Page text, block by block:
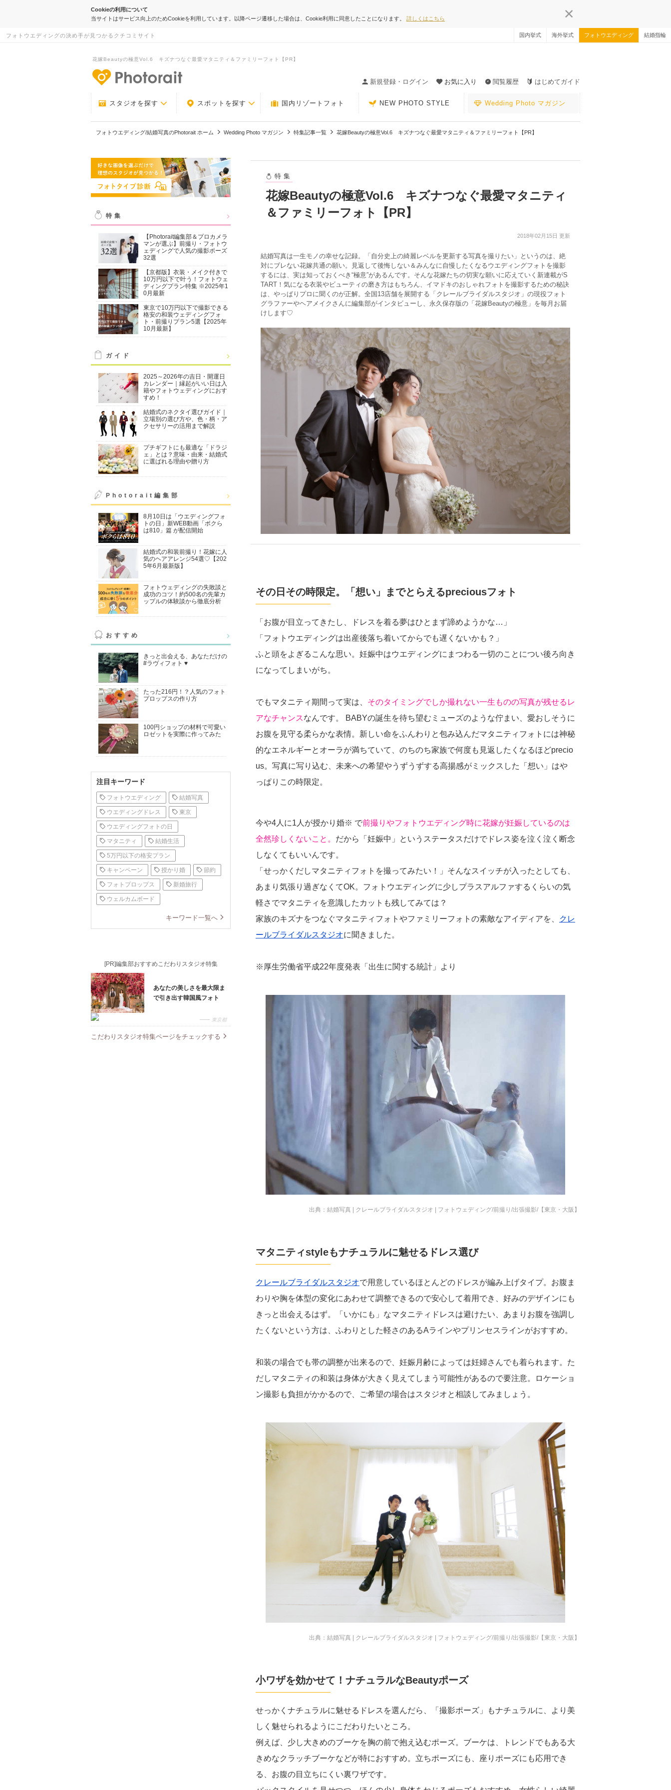
Cookieの利用について
当サイトはサービス向上のためCookieを利用しています。以降ページ遷移した場合は、Cookie利用に同意したことになります。 詳しくはこちら
フォトウエディングの決め手が見つかるクチコミサイト 国内挙式 海外挙式 フォトウエディング 結婚指輪
花嫁Beautyの極意Vol.6 キズナつなぐ最愛マタニティ＆ファミリーフォト【PR】
新規登録・ログイン
お気に入り 閲覧履歴 はじめてガイド
スタジオを探す スポットを探す 国内リゾートフォト NEW PHOTO STYLE Wedding Photo マガジン
フォトウエディング/結婚写真のPhotorait ホーム Wedding Photo マガジン 特集記事一覧 花嫁Beautyの極意Vol.6 キズナつなぐ最愛マタニティ＆ファミリーフォト【PR】
特集
【Photorait編集部＆プロカメラ
マンが選ぶ】前撮り・フォトウ
ェディングで人気の撮影ポーズ
32選
【京都版】衣装・メイク付きで
10万円以下で叶う！フォトウェ
ディングプラン特集 ※2025年1
0月最新
東京で10万円以下で撮影できる
格安の和装ウェディングフォ
ト・前撮りプラン5選【2025年
10月最新】
ガイド
2025～2026年の吉日・開運日
カレンダー｜縁起がいい日は入
籍やフォトウェディングにおす
すめ！
結婚式のネクタイ選びガイド｜
立場別の選び方や、色・柄・ア
クセサリーの活用まで解説
プチギフトにも最適な「ドラジ
ェ」とは？意味・由来・結婚式
に選ばれる理由や贈り方
Photorait編集部
8月10日は「ウエディングフォ
トの日」新WEB動画「ボクら
は810」篇 が配信開始
結婚式の和装前撮り！花嫁に人
気のヘアアレンジ54選♡【202
5年6月最新版】
フォトウェディングの失敗談と
成功のコツ！約500名の先輩カ
ップルの体験談から徹底分析
おすすめ
きっと出会える、あなただけの
#ラヴィフォト ♥
たった216円！？人気のフォト
プロップスの作り方
100円ショップの材料で可愛い
ロゼットを実際に作ってみた
注目キーワード
フォトウエディング 結婚写真
ウエディングドレス 東京
ウエディングフォトの日
マタニティ 結婚生活
5万円以下の格安プラン
キャンペーン 授かり婚 節約
フォトプロップス 新婚旅行
ウェルカムボード
キーワード一覧へ
[PR]編集部おすすめこだわりスタジオ特集
あなたの美しさを最大限ま
で引き出す韓国風フォト
東京都
こだわりスタジオ特集ページをチェックする
特集
花嫁Beautyの極意Vol.6 キズナつなぐ最愛マタニティ
＆ファミリーフォト【PR】
2018年02月15日 更新
結婚写真は一生モノの幸せな記録。「自分史上の綺麗レベルを更新する写真を撮りたい」というのは、絶
対にブレない花嫁共通の願い。見返して後悔しない＆みんなに自慢したくなるウエディングフォトを撮影
するには、実は知っておくべき“極意”があるんです。そんな花嫁たちの切実な願いに応えていく新連載がS
TART！気になる衣装やビューティの磨き方はもちろん、イマドキのおしゃれフォトを撮影するための秘訣
は、やっぱりプロに聞くのが正解。全国13店舗を展開する「クレールブライダルスタジオ」の現役フォト
グラファーやヘアメイクさんに編集部がインタビューし、永久保存版の「花嫁Beautyの極意」を毎月お届
けします♡
その日その時限定。「想い」までとらえるpreciousフォト
「お腹が目立ってきたし、ドレスを着る夢はひとまず諦めようかな…」
「フォトウエディングは出産後落ち着いてからでも遅くないかも？」
ふと頭をよぎるこんな思い。妊娠中はウエディングにまつわる一切のことについ後ろ向き
になってしまいがち。
でもマタニティ期間って実は、 そのタイミングでしか撮れない一生ものの写真が残せるレ
アなチャンスなんです。 BABYの誕生を待ち望むミューズのような佇まい、愛おしそうに
お腹を見守る柔らかな表情。新しい命をふんわりと包み込んだマタニティフォトには神秘
的なエネルギーとオーラが満ちていて、のちのち家族で何度も見返したくなるほどprecio
us。写真に写り込む、未来への希望やうずうずする高揚感がミックスした「想い」はや
っぱりこの時限定。
今や4人に1人が授かり婚※ で前撮りやフォトウエディング時に花嫁が妊娠しているのは
全然珍しくないこと。 だから「妊娠中」というステータスだけでドレス姿を泣く泣く断念
しなくてもいいんです。
「せっかくだしマタニティフォトを撮ってみたい！」そんなスイッチが入ったとしても、
あまり気張り過ぎなくてOK。フォトウエディングに少しプラスアルファするくらいの気
軽さでマタニティを意識したカットも残してみては？
家族のキズナをつなぐマタニティフォトやファミリーフォトの素敵なアイディアを、
クレ
ールブライダルスタジオに聞きました。
※厚生労働省平成22年度発表「出生に関する統計」より
出典： 結婚写真 | クレールブライダルスタジオ | フォトウェディング/前撮り/出張撮影/【東京・大阪】
マタニティstyleもナチュラルに魅せるドレス選び
クレールブライダルスタジオで用意しているほとんどのドレスが編み上げタイプ。お腹ま
わりや胸を体型の変化にあわせて調整できるので安心して着用でき、好みのデザインにも
きっと出会えるはず。「いかにも」なマタニティドレスは避けたい、あまりお腹を強調し
たくないという方は、ふわりとした軽さのあるAラインやプリンセスラインがおすすめ。
和装の場合でも帯の調整が出来るので、妊娠月齢によっては妊婦さんでも着られます。た
だしマタニティの和装は身体が大きく見えてしまう可能性があるので要注意。ロケーショ
ン撮影も負担がかかるので、ご希望の場合はスタジオと相談してみましょう。
出典： 結婚写真 | クレールブライダルスタジオ | フォトウェディング/前撮り/出張撮影/【東京・大阪】
小ワザを効かせて！ナチュラルなBeautyポーズ
せっかくナチュラルに魅せるドレスを選んだら、「撮影ポーズ」もナチュラルに、より美
しく魅せられるようにこだわりたいところ。
例えば、少し大きめのブーケを胸の前で抱え込むポーズ。ブーケは、トレンドでもある大
きめなクラッチブーケなどが特におすすめ。立ちポーズにも、座りポーズにも応用でき
る、お腹の目立ちにくい裏ワザです。